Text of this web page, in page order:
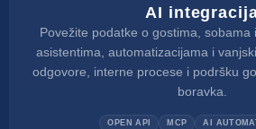
AI
Povežite podatke o gostima, sobama
asistentima, automatizacijama i
odgovore, interne procese i podršku
boravka.
OPEN API MCP AI